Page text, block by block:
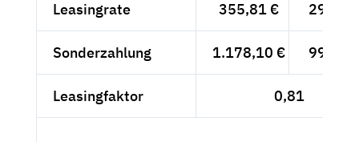
Leasingrate 355,81 € 299,--
Sonderzahlung 1.178,10 € 990,--
Leasingfaktor 0,81